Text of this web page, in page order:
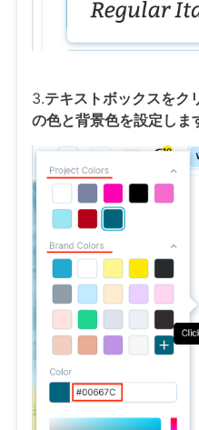
3.テキストボックスをク
の色と背景色を設定しま